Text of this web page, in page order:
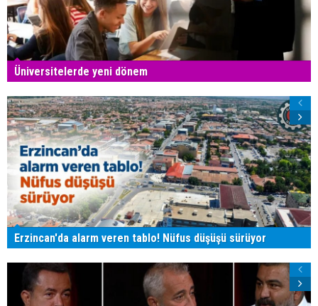
Üniversitelerde yeni dönem
Erzincan'da alarm veren tablo! Nüfus düşüşü sürüyor